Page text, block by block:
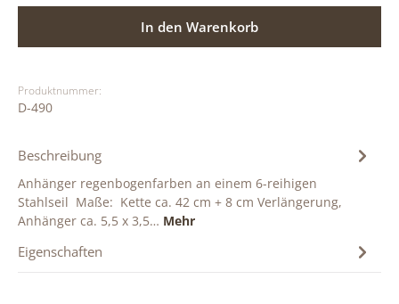
In den Warenkorb
Produktnummer:
D-490
Beschreibung
Anhänger regenbogenfarben an einem 6-reihigen
Stahlseil Maße: Kette ca. 42 cm + 8 cm Verlängerung,
Anhänger ca. 5,5 x 3,5… Mehr
Eigenschaften